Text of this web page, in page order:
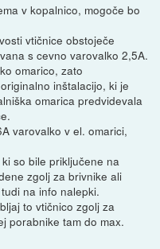
v kopalnico, mogoče bo
vtičnice obstoječe
s cevno varovalko 2,5A.
omarico, zato
inštalacijo, ki je
omarica predvidevala
varovalko v el. omarici,
so bile priključene na
zgolj za brivnike ali
na info nalepki.
to vtičnico zgolj za
porabnike tam do max.